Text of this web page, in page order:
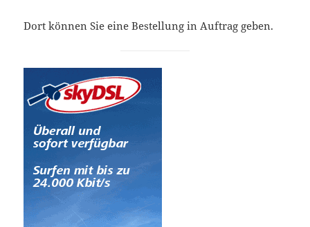
Dort können Sie eine Bestellung in Auftrag geben.